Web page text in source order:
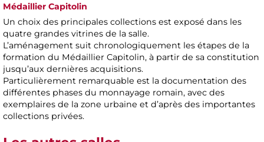
Médaillier Capitolin
Un choix des principales collections est exposé dans les
quatre grandes vitrines de la salle.
L’aménagement suit chronologiquement les étapes de la
formation du Médaillier Capitolin, à partir de sa constitution
jusqu’aux dernières acquisitions.
Particulièrement remarquable est la documentation des
différentes phases du monnayage romain, avec des
exemplaires de la zone urbaine et d’après des importantes
collections privées.